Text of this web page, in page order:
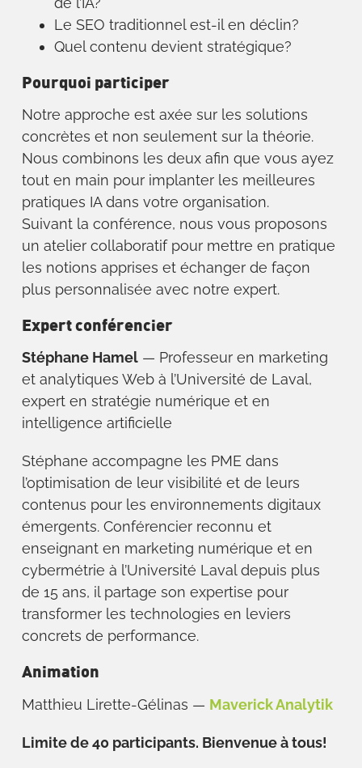
Le SEO traditionnel est-il en déclin?
Quel contenu devient stratégique?
Pourquoi participer
Notre approche est axée sur les solutions
concrètes et non seulement sur la théorie.
Nous combinons les deux afin que vous ayez
tout en main pour implanter les meilleures
pratiques IA dans votre organisation.
Suivant la conférence, nous vous proposons
un atelier collaboratif pour mettre en pratique
les notions apprises et échanger de façon
plus personnalisée avec notre expert.
Expert conférencier
Stéphane Hamel— Professeur en marketing
et analytiques Web à l’Université de Laval,
expert en stratégie numérique et en
intelligence artificielle
Stéphane accompagne les PME dans
l’optimisation de leur visibilité et de leurs
contenus pour les environnements digitaux
émergents. Conférencier reconnu et
enseignant en marketing numérique et en
cybermétrie à l’Université Laval depuis plus
de 15 ans, il partage son expertise pour
transformer les technologies en leviers
concrets de performance.
Animation
Matthieu Lirette-Gélinas — Maverick Analytik
Limite de 40 participants. Bienvenue à tous!